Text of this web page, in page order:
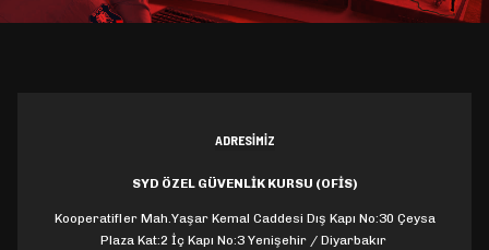
ADRESİMİZ
SYD ÖZEL GÜVENLİK KURSU (OFİS)
Kooperatifler Mah.Yaşar Kemal Caddesi Dış Kapı No:30 Çeysa
Plaza Kat:2 İç Kapı No:3 Yenişehir / Diyarbakır